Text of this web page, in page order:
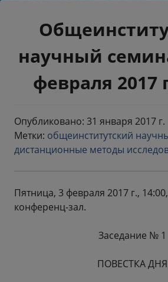
научный
февраля 2017
Опубликовано: 31 января 2017 г.
Метки: общеинститутский
дистанционные методы
Пятница, 3 февраля 2017 г.,
конференц-зал.
Заседание № 1
ПОВЕСТКА ДНЯ